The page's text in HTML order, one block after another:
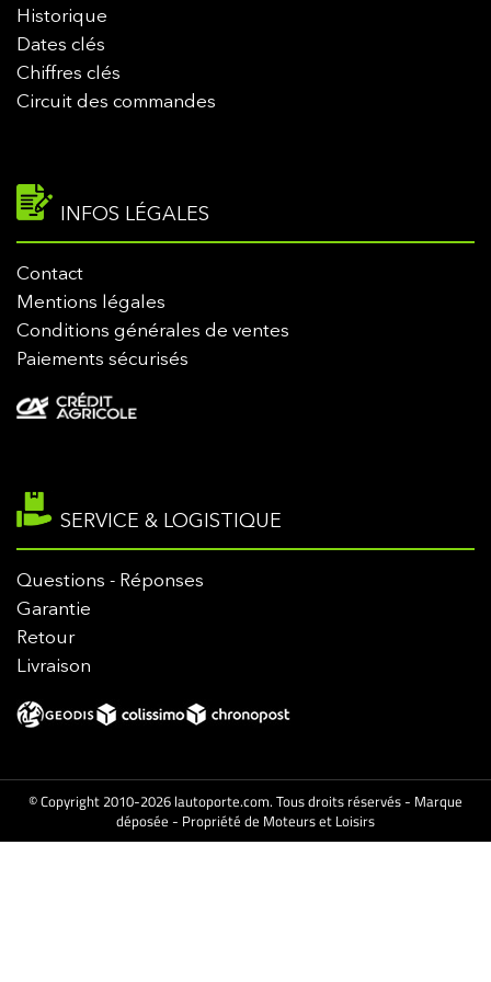
Historique
Dates clés
Chiffres clés
Circuit des commandes
INFOS LÉGALES
Contact
Mentions légales
Conditions générales de ventes
Paiements sécurisés
SERVICE & LOGISTIQUE
Questions - Réponses
Garantie
Retour
Livraison
© Copyright 2010-2026 lautoporte.com. Tous droits réservés - Marque
déposée - Propriété de Moteurs et Loisirs